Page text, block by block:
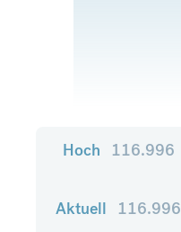
Hoch 116.996
Aktuell 116.996